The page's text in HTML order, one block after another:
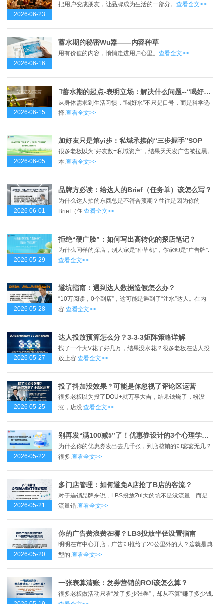
2026-06-23
把用户变成朋友，让品牌成为生活的一部分。 查看全文>>
2026-06-16
蓄水期的秘密Wu器——内容种草
用有价值的内容，悄悄走进用户心里。 查看全文>>
2026-06-15
蓄水期的起点-表明立场：解决什么问题--“喝好水”是健康的起点？
从身体需求到生活习惯，“喝好水”不只是口号，而是科学选
择. 查看全文>>
2026-06-05
加好友只是第yi步：私域承接的“三步握手”SOP
很多老板以为“好友数=私域资产”，结果天天发广告被拉黑。
本.查看全文>>
2026-06-01
品牌方必读：给达人的Brief（任务单）该怎么写？
为什么达人拍的东西总是不符合预期？往往是因为你的
Brief（任.查看全文>>
2026-05-29
拒绝“硬广脸”：如何写出高转化的探店笔记？
为什么同样的探店，别人家是“种草机”，你家却是“广告牌”.
查看全文>>
2026-05-28
避坑指南：遇到达人数据造假怎么办？
“10万阅读，0个到店”，这可能是遇到了“注水”达人。在内
容.查看全文>>
2026-05-27
达人投放预算怎么分？3-3-3矩阵策略详解
找了一个大V花了好几万，结果没水花？很多老板在达人投
放上容. 查看全文>>
2026-05-25
投了抖加没效果？可能是你忽视了评论区运营
很多老板以为投了DOU+就万事大吉，结果钱烧了，粉没
涨，店没.查看全文>>
2026-05-22
别再发“满100减5”了！优惠券设计的3个心理学误区
为什么你的优惠券发出去几千张，到店核销的却寥寥无几？
很多.查看全文>>
2026-05-21
多门店管理：如何避免A店抢了B店的客流？
对于连锁品牌来说，LBS投放Zui大的坑不是没流量，而是
流量错. 查看全文>>
2026-05-20
你的广告费浪费在哪？LBS投放半径设置指南
明明在市中心开店，广告却推给了20公里外的人？这就是典
型的.查看全文>>
一张表算清账：发券营销的ROI该怎么算？
很多老板做活动只看“发了多少张券”，却从不算“赚了多少钱.